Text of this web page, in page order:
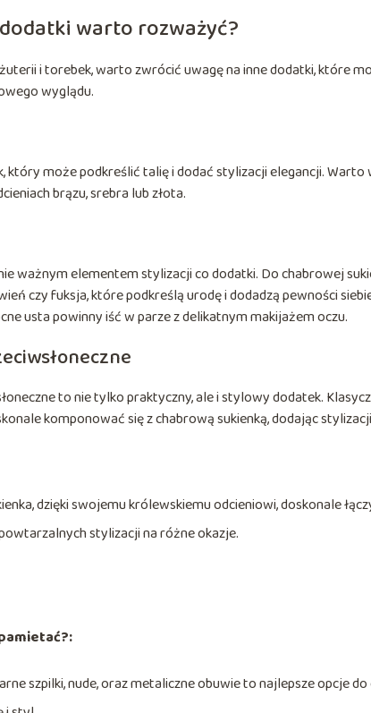
warto rozważyć?
i torebek, warto zwrócić uwagę na inne dodatki, które
wyglądu.
który może podkreślić talię i dodać stylizacji elegancji.
brązu, srebra lub złota.
ważnym elementem stylizacji co dodatki. Do chabrowej
czy fuksja, które podkreślą urodę i dodadzą pewności
usta powinny iść w parze z delikatnym makijażem oczu.
to nie tylko praktyczny, ale i stylowy dodatek.
komponować się z chabrową sukienką, dodając
dzięki swojemu królewskiemu odcieniowi, doskonale
stylizacji na różne okazje.
szpilki, nude, oraz metaliczne obuwie to najlepsze opcje